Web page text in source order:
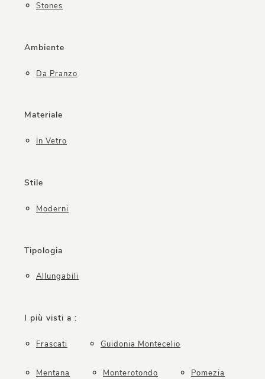
Stones
Ambiente
Da Pranzo
Materiale
In Vetro
Stile
Moderni
Tipologia
Allungabili
I più visti a :
Frascati Guidonia Montecelio
Mentana Monterotondo Pomezia